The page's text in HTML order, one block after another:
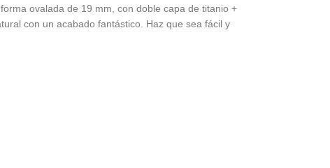
ovalada de 19 mm, con doble capa de titanio +
con un acabado fantástico. Haz que sea fácil y